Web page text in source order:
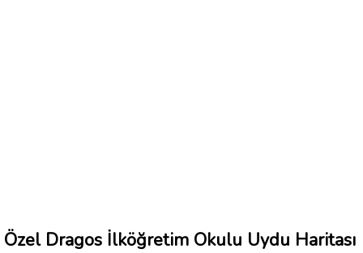
Özel Dragos İlköğretim Okulu Uydu Haritası